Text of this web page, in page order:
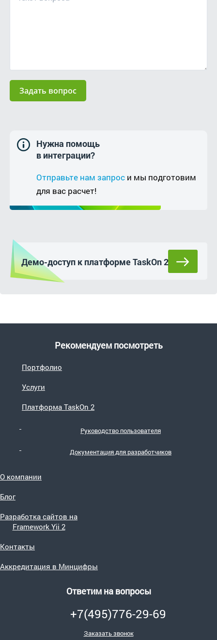
Задать вопрос
Нужна помощь
в интеграции?
Отправьте нам запрос и мы подготовим
для вас расчет!
Демо-доступ к платформе TaskOn 2
Рекомендуем посмотреть
Портфолио
Услуги
Платформа TaskOn 2
Руководство пользователя
Документация для разработчиков
О компании
Блог
Разработка сайтов на
Framework Yii 2
Контакты
Аккредитация в Минцифры
Ответим на вопросы
+7(495)776-29-69
Заказать звонок